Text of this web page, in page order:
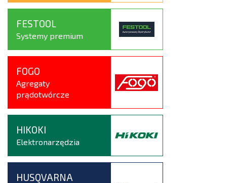
FESTOOL
Systemy premium
FOGO
Agregaty
prądotwórcze
HIKOKI
Elektronarzędzia
HUSQVARNA